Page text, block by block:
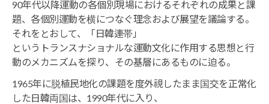
90年代以降運動の各個別現場におけるそれぞれの成果と課
題、各個別運動を横につなぐ理念および展望を議論する。
それをとおして、「日韓連帯」
というトランスナショナルな運動文化に作用する思想と行
動のメカニズムを探り、その基層にあるものに迫る。
1965年に脱植民地化の課題を度外視したまま国交を正常化
した日韓両国は、1990年代に入り、